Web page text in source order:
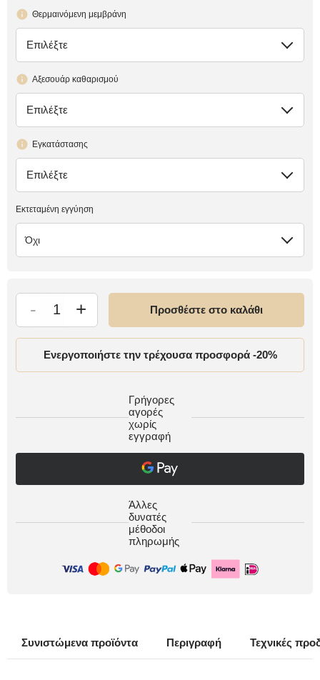
Θερμαινόμενη μεμβράνη
έλλειψη
Επιλέξτε
Αξεσουάρ καθαρισμού
έλλειψη
Επιλέξτε
Εγκατάστασης
έλλειψη
Επιλέξτε
Εκτεταμένη εγγύηση
Όχι
- + Προσθέστε στο καλάθι
Ενεργοποιήστε την τρέχουσα προσφορά -20%
Γρήγορες
αγορές
χωρίς
εγγραφή
Άλλες
δυνατές
μέθοδοι
πληρωμής
Συνιστώμενα προϊόντα Περιγραφή Τεχνικές